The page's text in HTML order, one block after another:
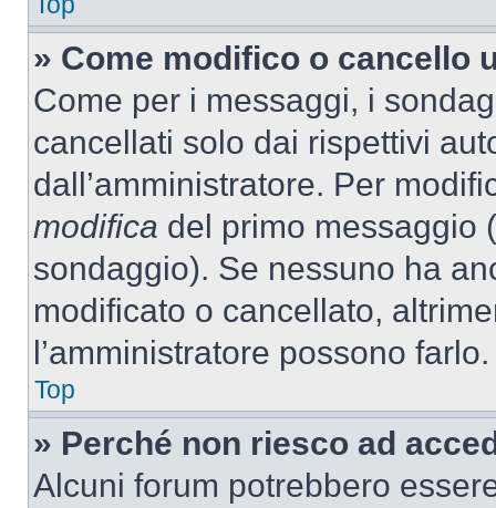
» Come modifico o cancello
Come per i messaggi, i
cancellati solo dai rispettivi
dall’amministratore. Per
modifica del primo messaggio
sondaggio). Se nessuno ha
modificato o cancellato,
l’amministratore possono farlo.
Top
» Perché non riesco ad
Alcuni forum potrebbero